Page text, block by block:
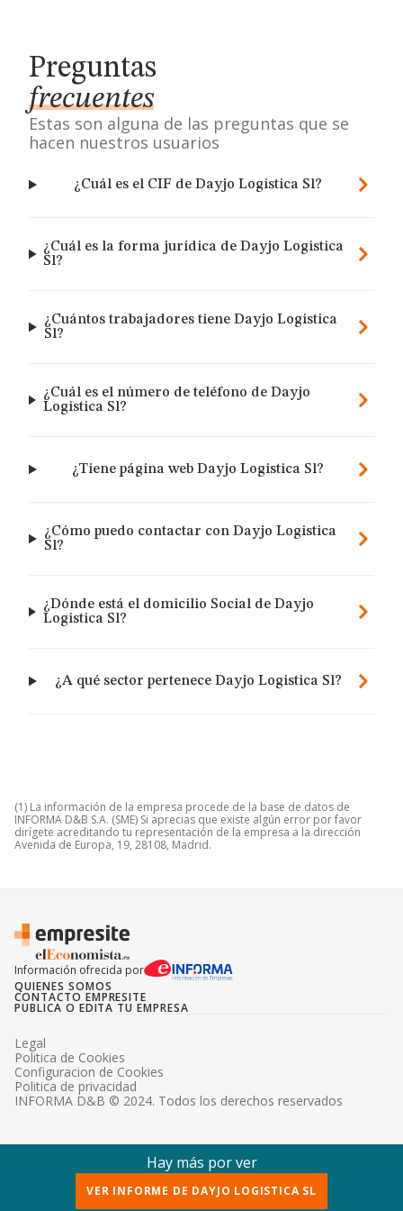
Preguntas
frecuentes
Estas son alguna de las preguntas que se
hacen nuestros usuarios
¿Cuál es el CIF de Dayjo Logistica Sl?
¿Cuál es la forma jurídica de Dayjo Logistica
Sl?
¿Cuántos trabajadores tiene Dayjo Logistica
Sl?
¿Cuál es el número de teléfono de Dayjo
Logistica Sl?
¿Tiene página web Dayjo Logistica Sl?
¿Cómo puedo contactar con Dayjo Logistica
Sl?
¿Dónde está el domicilio Social de Dayjo
Logistica Sl?
¿A qué sector pertenece Dayjo Logistica Sl?
(1) La información de la empresa procede de la base de datos de
INFORMA D&B S.A. (SME) Si aprecias que existe algún error por favor
dirígete acreditando tu representación de la empresa a la dirección
Avenida de Europa, 19, 28108, Madrid.
Información ofrecida por
QUIENES SOMOS
CONTACTO EMPRESITE
PUBLICA O EDITA TU EMPRESA
INFORMA D&B © 2024. Todos los derechos reservados
Legal
Politica de Cookies
Configuracion de Cookies
Politica de privacidad
Hay más por ver
VER INFORME DE DAYJO LOGISTICA SL